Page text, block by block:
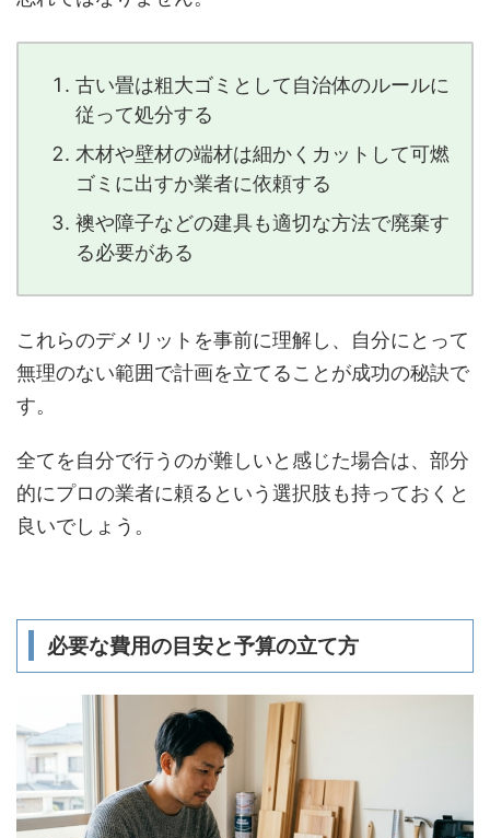
古い畳は粗大ゴミとして自治体のルールに
従って処分する
木材や壁材の端材は細かくカットして可燃
ゴミに出すか業者に依頼する
襖や障子などの建具も適切な方法で廃棄す
る必要がある
これらのデメリットを事前に理解し、自分にとって
無理のない範囲で計画を立てることが成功の秘訣で
す。
全てを自分で行うのが難しいと感じた場合は、部分
的にプロの業者に頼るという選択肢も持っておくと
良いでしょう。
必要な費用の目安と予算の立て方